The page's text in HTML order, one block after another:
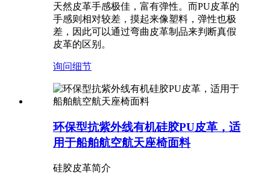
天然皮革手感极佳，富有弹性。而PU皮革的
手感则相对较差，摸起来像塑料，弹性也极
差，因此可以通过弯曲皮革制品来判断真假
皮革的区别。
询问细节
环保型抗紫外线有机硅胶PU皮革，适
用于船舶航空航天座椅面料
硅胶皮革简介